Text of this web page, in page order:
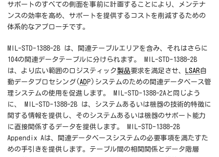
サポートのすべての側面を事前に計画することにより、メンテナ
ンスの効率を高め、サポートを提供するコストを削減するための
体系的なアプローチです。
MIL-STD-1388-2B は、関連テーブルエリアを含み、それはさらに
104の関連データテーブルに分けられます。 MIL-STD-1388-2B
は、より広い範囲のロジスティック製品要求を満足させ、 LSAR自
動データプロセシング(ADP)システムのための関連データベース管
理システムの使用を促進します。 MIL-STD-1388-2Aと同じよう
に、 MIL-STD-1388-2B は、システムあるいは機器の技術的特徴に
関する情報を提供し、そのシステムあるいは機器のサポート能力
に直接関係するデータを提供します。 MIL-STD-1388-2B
Appendix Aは、関連データベースシステムの必要事項を満たすた
めの手引きを提供します。テーブル間の相関関係とデータ階層